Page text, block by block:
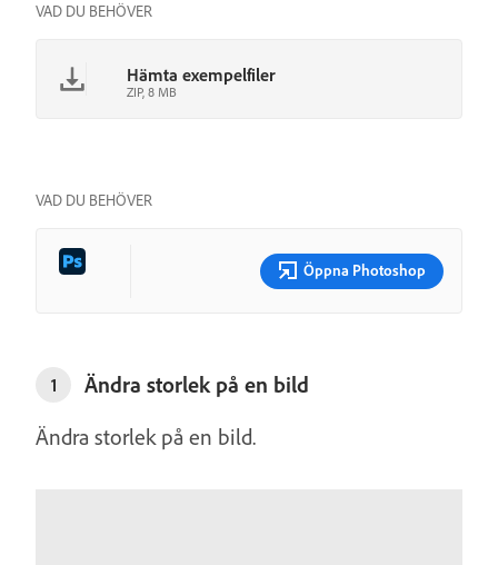
VAD DU BEHÖVER
Hämta exempelfiler
ZIP, 8 MB
VAD DU BEHÖVER
Öppna Photoshop
1
Ändra storlek på en bild
Ändra storlek på en bild.